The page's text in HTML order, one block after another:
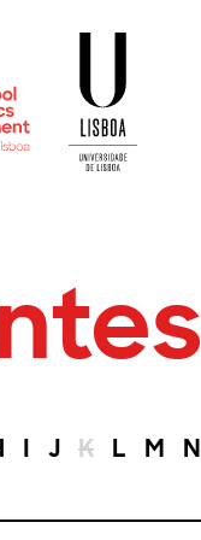
I J K L M N